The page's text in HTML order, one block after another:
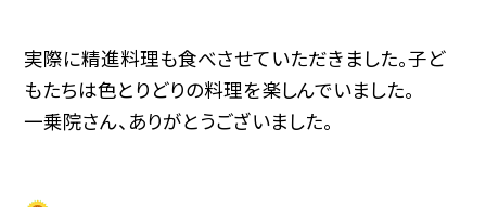
実際に精進料理も食べさせていただきました。子ど
もたちは色とりどりの料理を楽しんでいました。
一乗院さん、ありがとうございました。